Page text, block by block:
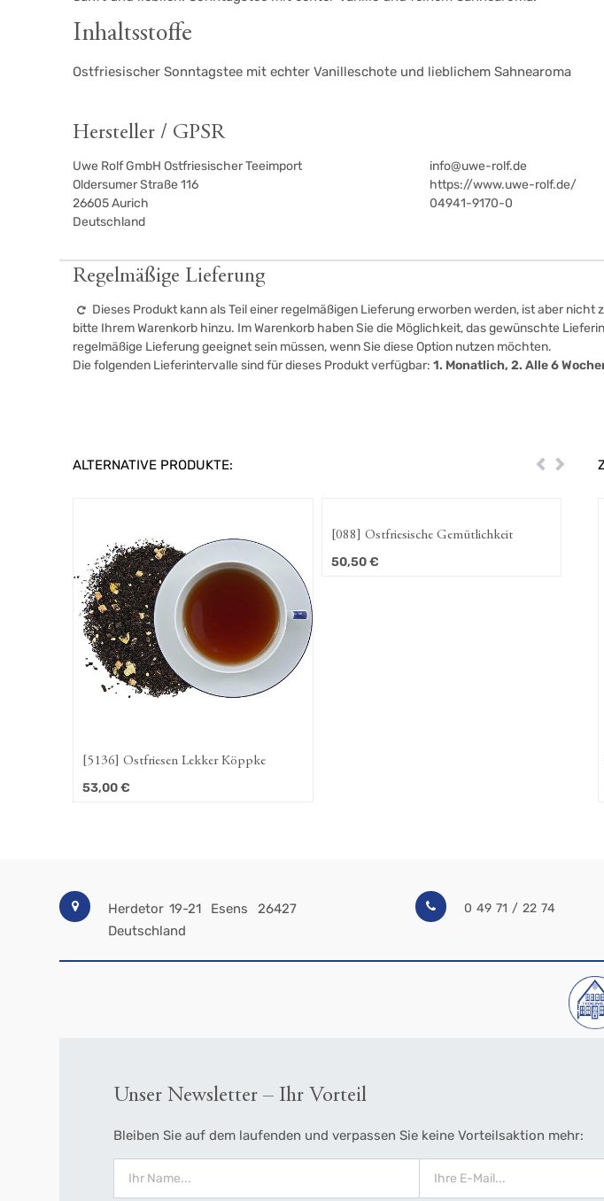
Inhaltsstoffe
Ostfriesischer Sonntagstee mit echter Vanilleschote und lieblichem Sahnearoma
Hersteller / GPSR
Uwe Rolf GmbH Ostfriesischer Teeimport
Oldersumer Straße 116
26605Aurich
Deutschland
info@uwe-rolf.de
https://www.uwe-rolf.de/
04941-9170-0
Regelmäßige Lieferung
Dieses Produkt kann als Teil einer regelmäßigen Lieferung erworben werden, ist aber
bitte Ihrem Warenkorb hinzu. Im Warenkorb haben Sie die Möglichkeit, das gewünschte
regelmäßige Lieferung geeignet sein müssen, wenn Sie diese Option nutzen möchten.
Die folgenden Lieferintervalle sind für dieses Produkt verfügbar:1. Monatlich, 2. Alle 6
ALTERNATIVE PRODUKTE: ZurückWeiter
[5136] Ostfriesen Lekker Köppke
[088] Ostfriesische Gemütlichkeit
50,50
[088] Ostfriesische Gemütlichkeit
[075]
Filter
Herdetor 19-21 Esens
26427
Deutschland
0 49 71 / 22 74
Unser Newsletter – Ihr Vorteil
Bleiben Sie auf dem laufenden und verpassen Sie keine Vorteilsaktion mehr: